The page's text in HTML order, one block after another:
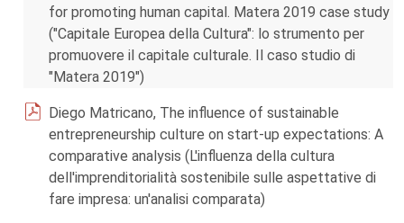
for promoting human capital. Matera 2019 case study
("Capitale Europea della Cultura": lo strumento per
promuovere il capitale culturale. Il caso studio di
"Matera 2019")
Diego Matricano, The influence of sustainable
entrepreneurship culture on start-up expectations: A
comparative analysis (L'influenza della cultura
dell'imprenditorialità sostenibile sulle aspettative di
fare impresa: un'analisi comparata)